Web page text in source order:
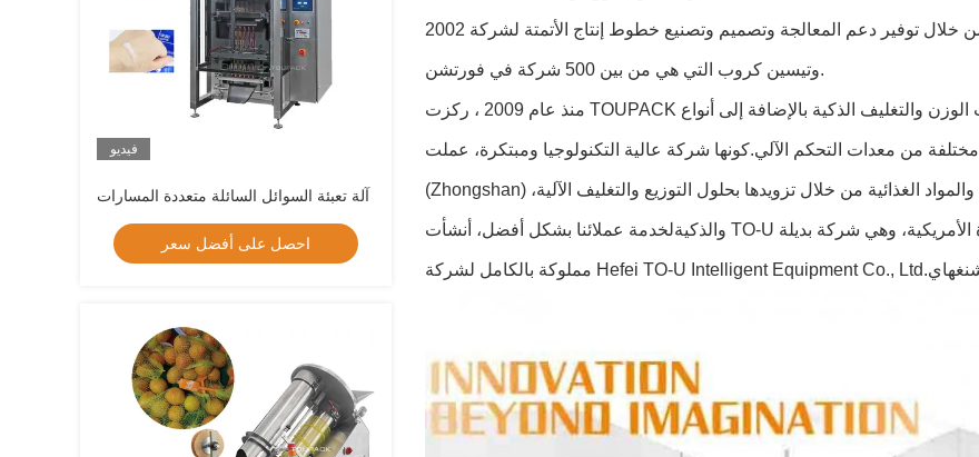
فيديو
آلة تعبئة السوائل السائلة متعددة المسارات
احصل على أفضل سعر
2002 إلى 2009، بدأ مؤسس الشركة أعماله من خلال توفير دعم المعالجة وتصميم وتصنيع خطوط إنتاج الأتمتة لشركة ABB،سيمنز
وتيسين كروب التي هي من بين 500 شركة في فورتشن.
منذ عام 2009 ، ركزت TOUPACK على البحث والتطوير وتصنيع وتسويق ومبيعات آلات الوزن والتغليف الذكية بالإضافة إلى أنواع
مختلفة من معدات التحكم الآلي.كونها شركة عالية التكنولوجيا ومبتكرة، عملت TO-U كشريك تجاري مع Guangdong Meiweixian
(Zhongshan) ،وشركات أخرى معروفة في مجال آلات التعبئة والتغليف والمواد الغذائية من خلال تزويدها بحلول التوزيع والتغليف الآلية
والذكيةلخدمة عملائنا بشكل أفضل، أنشأت TO-U مركز خدمة ما بعد البيع في كاليفورنيا، الولايات المتحدة الأمريكية، وهي شركة بديلة